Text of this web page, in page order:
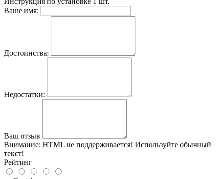
Ваше имя:
Достоинства:
Недостатки:
Ваш отзыв
Внимание: HTML не поддерживается! Используйте обычный
текст!
Рейтинг